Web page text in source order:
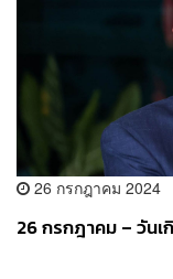
26 กรกฎาคม 2024
26 กรกฎาคม – วัน